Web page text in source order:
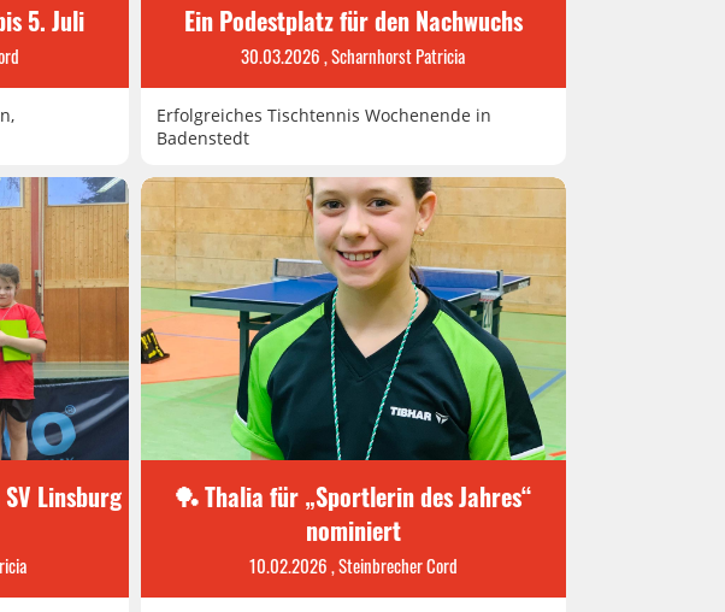
5. Juli Ein Podestplatz für den Nachwuchs
30.03.2026, Scharnhorst Patricia
Erfolgreiches Tischtennis Wochenende in
Badenstedt
Linsburg
🏓 Thalia für „Sportlerin des Jahres“
nominiert
10.02.2026, Steinbrecher Cord